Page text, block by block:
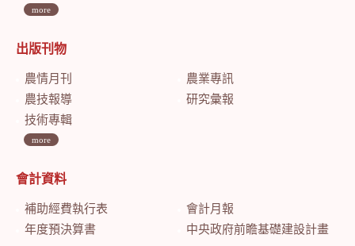
more
出版刊物
農情月刊
農業專訊
農技報導
研究彙報
技術專輯
more
會計資料
補助經費執行表
會計月報
年度預決算書
中央政府前瞻基礎建設計畫特別預算會計月報